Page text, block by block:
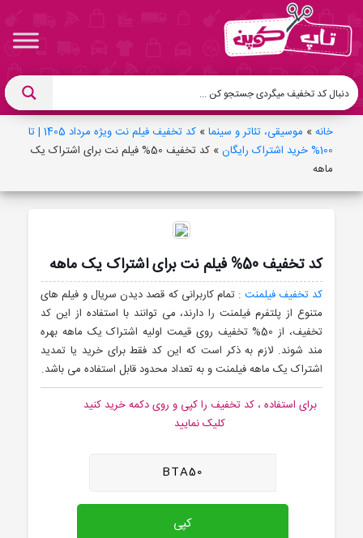
خانه» موسیقی، تئاتر و سینما»
کد تخفیف فیلم نت ویژه مرداد 1405 | تا
100% خرید اشتراک رایگان
»
کد تخفیف 50% فیلم نت برای اشتراک یک
ماهه
کد تخفیف 50% فیلم نت برای اشتراک یک ماهه
کد تخفیف فیلمنت : تمام کاربرانی که قصد دیدن سریال و فیلم های
متنوع از پلتفرم فیلمنت را دارند، می توانند با استفاده از این کد
تخفیف، از 50% تخفیف روی قیمت اولیه اشتراک یک ماهه بهره
مند شوند. لازم به ذکر است که این کد فقط برای خرید یا تمدید
اشتراک یک ماهه فیلمنت و به تعداد محدود قابل استفاده می باشد.
برای استفاده ، کد تخفیف را کپی و روی دکمه خرید کنید
کلیک نمایید
BTA50
کپی